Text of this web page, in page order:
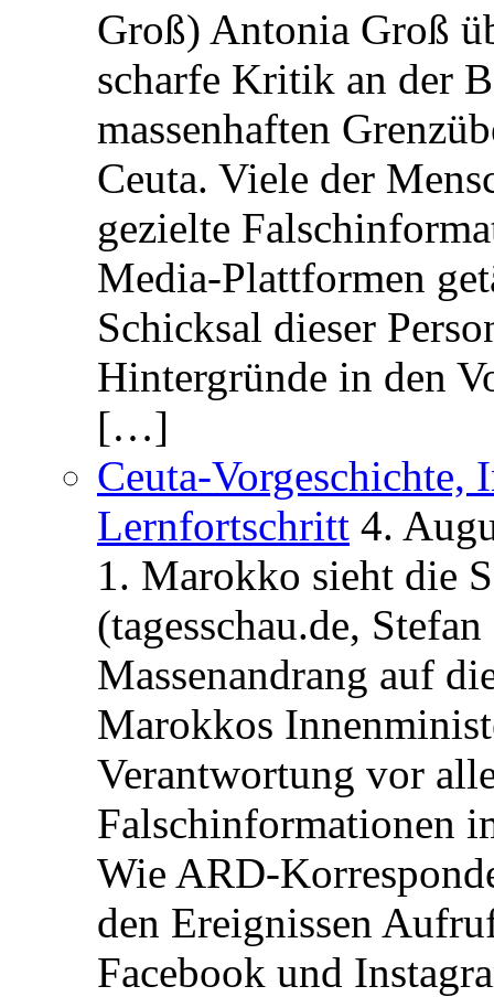
Groß) Antonia Groß
scharfe Kritik an der
massenhaften
Ceuta. Viele der
gezielte
Media-Plattformen
Schicksal dieser
Hintergründe in den
[…]
Ceuta-Vorgeschichte,
Lernfortschritt 4.
1. Marokko sieht die
(tagesschau.de,
Massenandrang auf
Marokkos
Verantwortung vor
Falschinformationen
Wie ARD-
den Ereignissen
Facebook und